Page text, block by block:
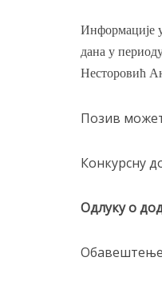
Јавни позив за
22/05/2026
Информације
дана у
Несторовић
Позив
Конкурсну
Одлуку о
Обавештење